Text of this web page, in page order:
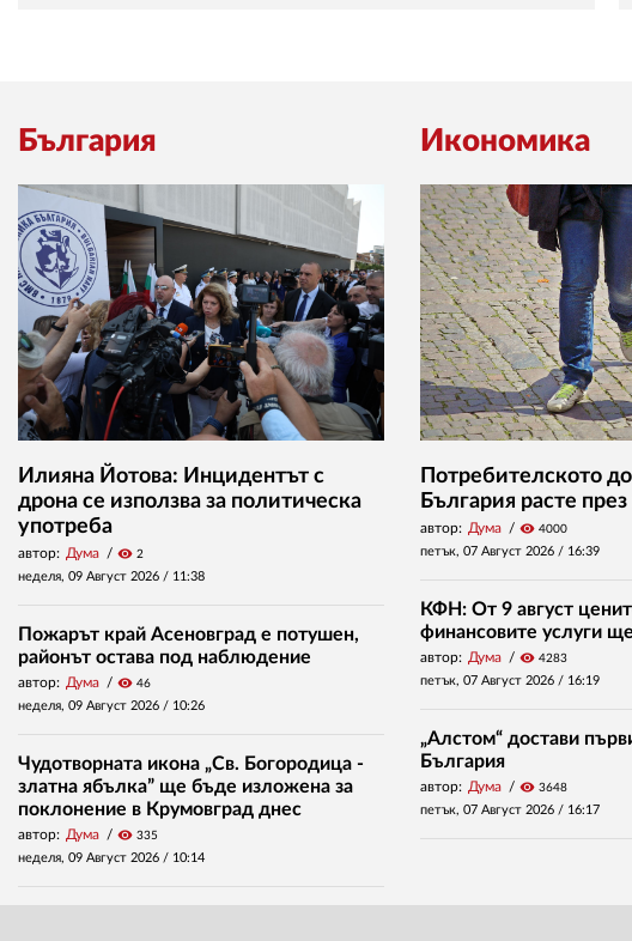
България
Илияна Йотова: Инцидентът с
дрона се използва за политическа
употреба
автор: Дума visibility 2
неделя, 09 Август 2026 / 11:38
Пожарът край Асеновград е потушен,
районът остава под наблюдение
автор: Дума visibility 46
неделя, 09 Август 2026 / 10:26
Чудотворната икона „Св. Богородица -
златна ябълка” ще бъде изложена за
поклонение в Крумовград днес
автор: Дума visibility 335
неделя, 09 Август 2026 / 10:14
Икономика
Потребителското
България расте
автор: Дума visibility 4000
петък, 07 Август 2026 / 16:39
КФН: От 9 август
финансовите услуги
автор: Дума visibility 4283
петък, 07 Август 2026 / 16:19
„Алстом“ достави
България
автор: Дума visibility 3648
петък, 07 Август 2026 / 16:17